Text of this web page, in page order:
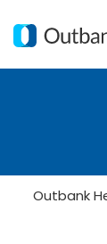
Outbank